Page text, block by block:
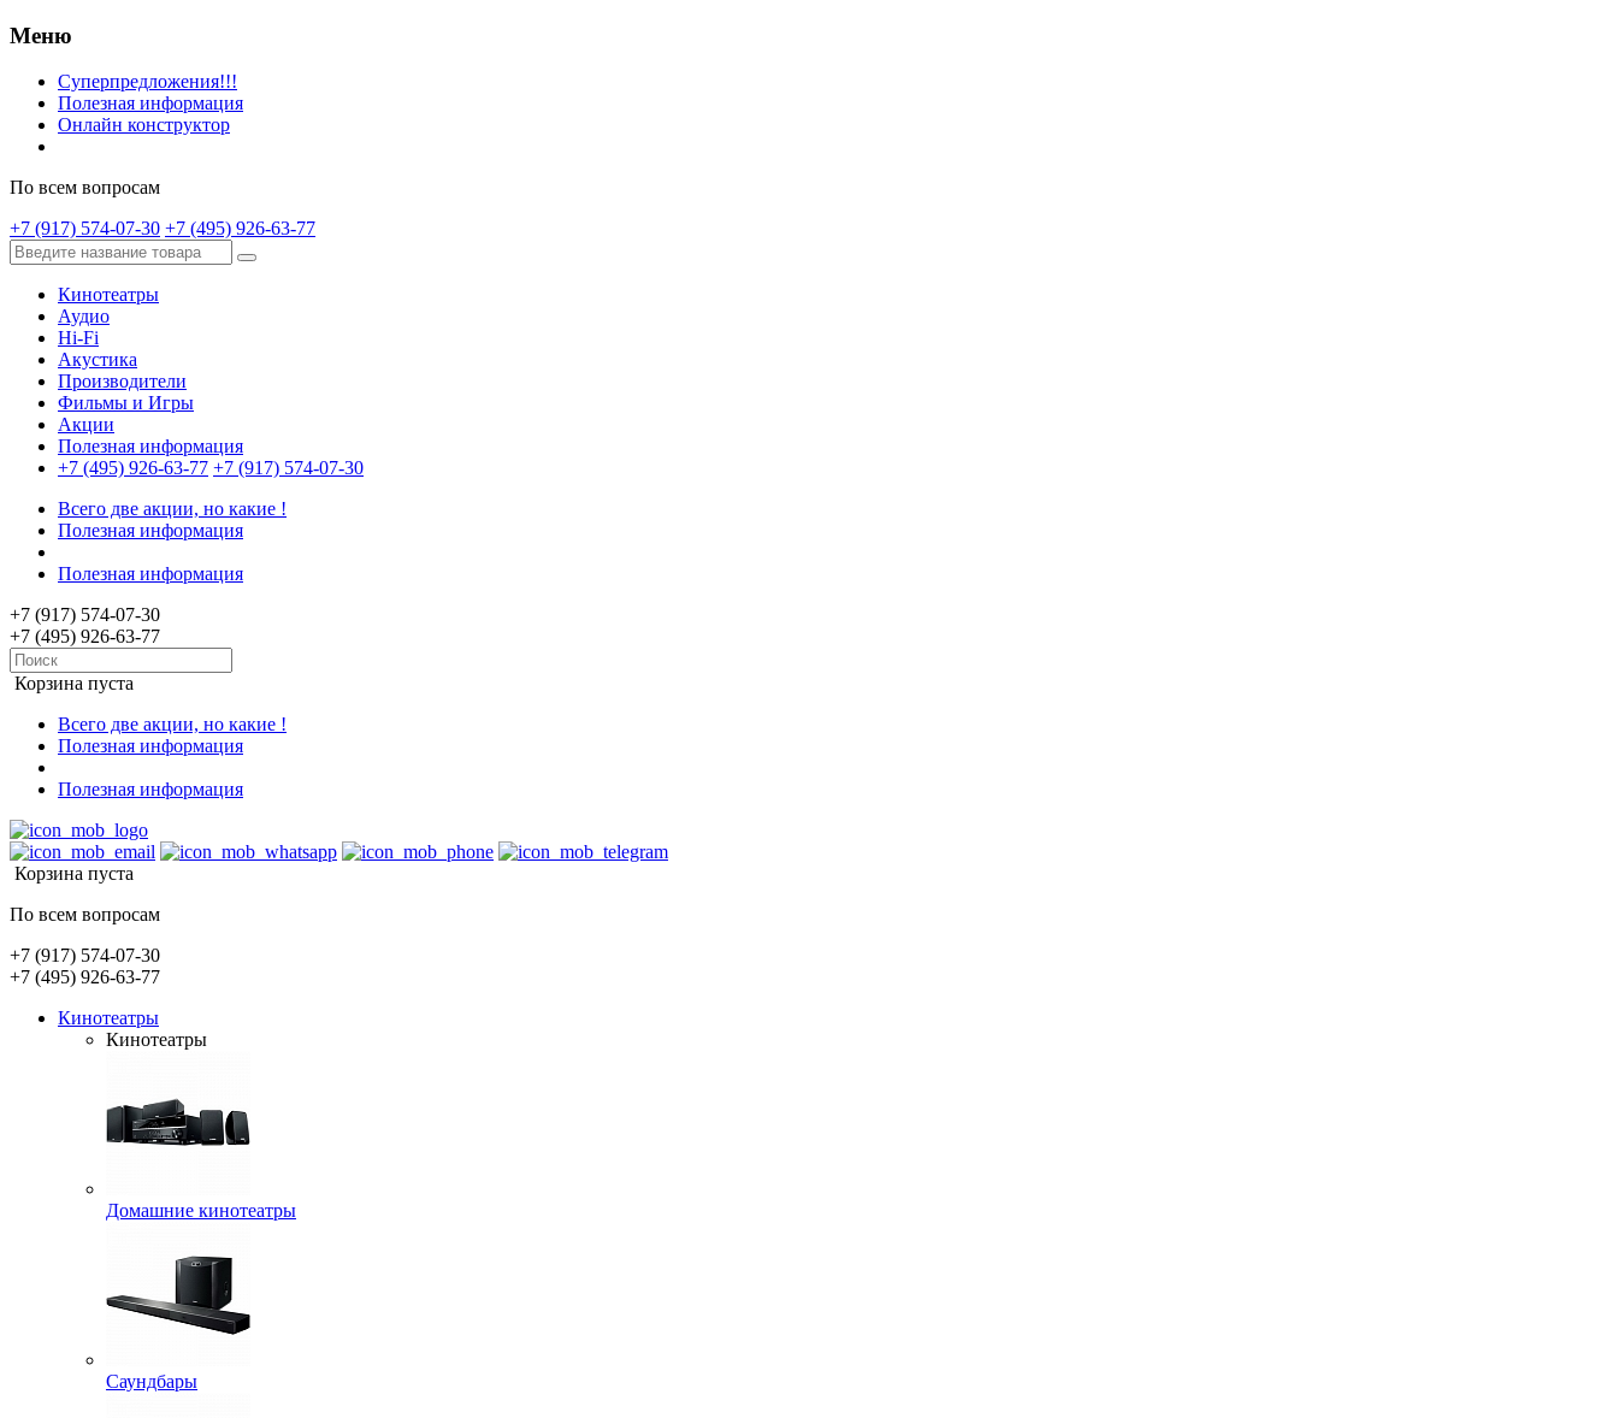
Меню
Суперпредложения!!!
Полезная информация
Онлайн конструктор
По всем вопросам
+7 (917) 574-07-30 +7 (495) 926-63-77
Кинотеатры
Аудио
Hi-Fi
Акустика
Производители
Фильмы и Игры
Акции
Полезная информация
+7 (495) 926-63-77 +7 (917) 574-07-30
Всего две акции, но какие !
Полезная информация
Полезная информация
+7 (917) 574-07-30
+7 (495) 926-63-77
Корзина пуста
Всего две акции, но какие !
Полезная информация
Полезная информация
Корзина пуста
По всем вопросам
+7 (917) 574-07-30
+7 (495) 926-63-77
Кинотеатры
Кинотеатры
Домашние кинотеатры
Саундбары